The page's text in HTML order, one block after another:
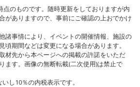
のものです。随時更新をしておりますが内
がありますので、事前にご確認の上おでかけ
諸事情により、イベントの開催情報、施設の
頃期間などは変更になる場合があります。
材先から本ページへの掲載の許諾をいただ
ます。画像の無断転載(二次使用)は禁止で
し10％の内税表示です。